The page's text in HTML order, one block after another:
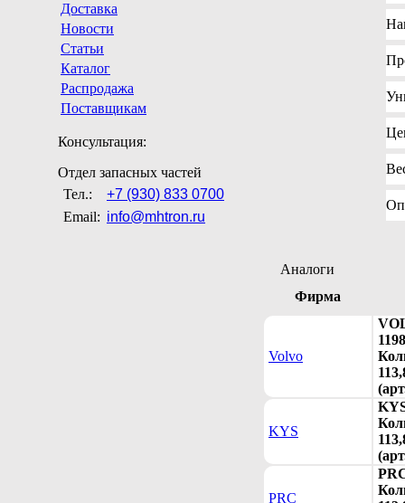
Доставка
Новости
Статьи
Каталог
Распродажа
Поставщикам
Консультация:
Отдел запасных частей
Тел.:
+7 (930) 833 0700
Email: info@mhtron.ru
Аналоги
Фирма
Volvo
KYS
PRC